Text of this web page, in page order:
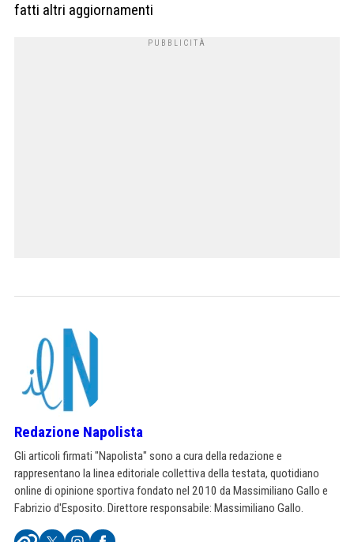
fatti altri aggiornamenti
Redazione Napolista
Gli articoli firmati "Napolista" sono a cura della redazione e
rappresentano la linea editoriale collettiva della testata, quotidiano
online di opinione sportiva fondato nel 2010 da Massimiliano Gallo e
Fabrizio d'Esposito. Direttore responsabile: Massimiliano Gallo.